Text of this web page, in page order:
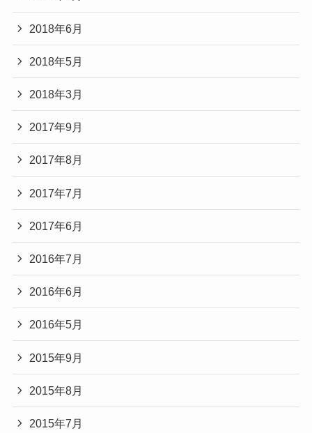
2018年6月
2018年5月
2018年3月
2017年9月
2017年8月
2017年7月
2017年6月
2016年7月
2016年6月
2016年5月
2015年9月
2015年8月
2015年7月